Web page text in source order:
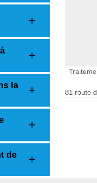
la
de
81 route